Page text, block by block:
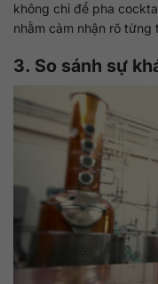
không chỉ để pha
nhằm cảm nhận rõ từng
3. So sánh sự